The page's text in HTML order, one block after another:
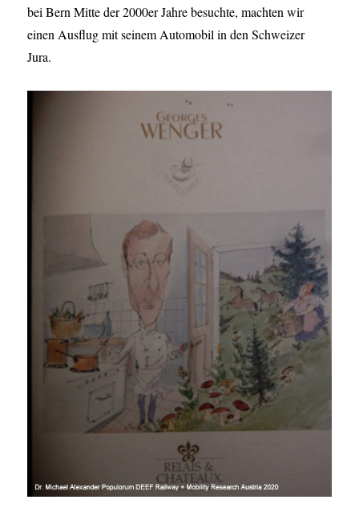
bei Bern Mitte der 2000er Jahre besuchte, machten wir
einen Ausflug mit seinem Automobil in den Schweizer
Jura.